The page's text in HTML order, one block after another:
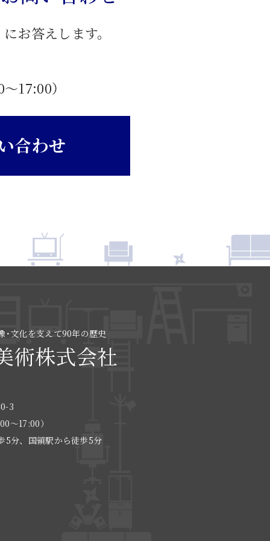
お答えします。
〜17:00）
合わせ
･文化を支えて90年の歴史
術株式会社
3
〜17:00）
分、国領駅から徒歩5分